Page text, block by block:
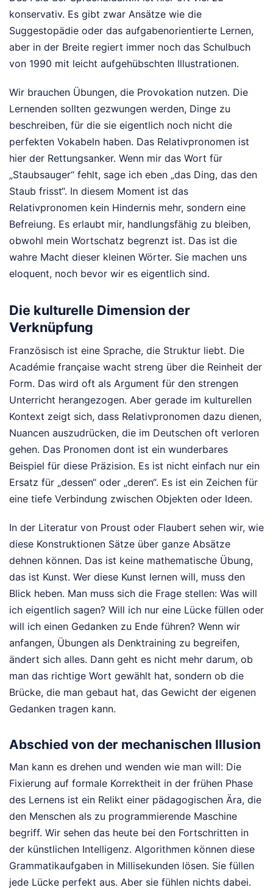
konservativ. Es gibt zwar Ansätze wie die
Suggestopädie oder das aufgabenorientierte Lernen,
aber in der Breite regiert immer noch das Schulbuch
von 1990 mit leicht aufgehübschten Illustrationen.
Wir brauchen Übungen, die Provokation nutzen. Die
Lernenden sollten gezwungen werden, Dinge zu
beschreiben, für die sie eigentlich noch nicht die
perfekten Vokabeln haben. Das Relativpronomen ist
hier der Rettungsanker. Wenn mir das Wort für
„Staubsauger“ fehlt, sage ich eben „das Ding, das den
Staub frisst“. In diesem Moment ist das
Relativpronomen kein Hindernis mehr, sondern eine
Befreiung. Es erlaubt mir, handlungsfähig zu bleiben,
obwohl mein Wortschatz begrenzt ist. Das ist die
wahre Macht dieser kleinen Wörter. Sie machen uns
eloquent, noch bevor wir es eigentlich sind.
Die kulturelle Dimension der
Verknüpfung
Französisch ist eine Sprache, die Struktur liebt. Die
Académie française wacht streng über die Reinheit der
Form. Das wird oft als Argument für den strengen
Unterricht herangezogen. Aber gerade im kulturellen
Kontext zeigt sich, dass Relativpronomen dazu dienen,
Nuancen auszudrücken, die im Deutschen oft verloren
gehen. Das Pronomen dont ist ein wunderbares
Beispiel für diese Präzision. Es ist nicht einfach nur ein
Ersatz für „dessen“ oder „deren“. Es ist ein Zeichen für
eine tiefe Verbindung zwischen Objekten oder Ideen.
In der Literatur von Proust oder Flaubert sehen wir, wie
diese Konstruktionen Sätze über ganze Absätze
dehnen können. Das ist keine mathematische Übung,
das ist Kunst. Wer diese Kunst lernen will, muss den
Blick heben. Man muss sich die Frage stellen: Was will
ich eigentlich sagen? Will ich nur eine Lücke füllen oder
will ich einen Gedanken zu Ende führen? Wenn wir
anfangen, Übungen als Denktraining zu begreifen,
ändert sich alles. Dann geht es nicht mehr darum, ob
man das richtige Wort gewählt hat, sondern ob die
Brücke, die man gebaut hat, das Gewicht der eigenen
Gedanken tragen kann.
Abschied von der mechanischen Illusion
Man kann es drehen und wenden wie man will: Die
Fixierung auf formale Korrektheit in der frühen Phase
des Lernens ist ein Relikt einer pädagogischen Ära, die
den Menschen als zu programmierende Maschine
begriff. Wir sehen das heute bei den Fortschritten in
der künstlichen Intelligenz. Algorithmen können diese
Grammatikaufgaben in Millisekunden lösen. Sie füllen
jede Lücke perfekt aus. Aber sie fühlen nichts dabei.